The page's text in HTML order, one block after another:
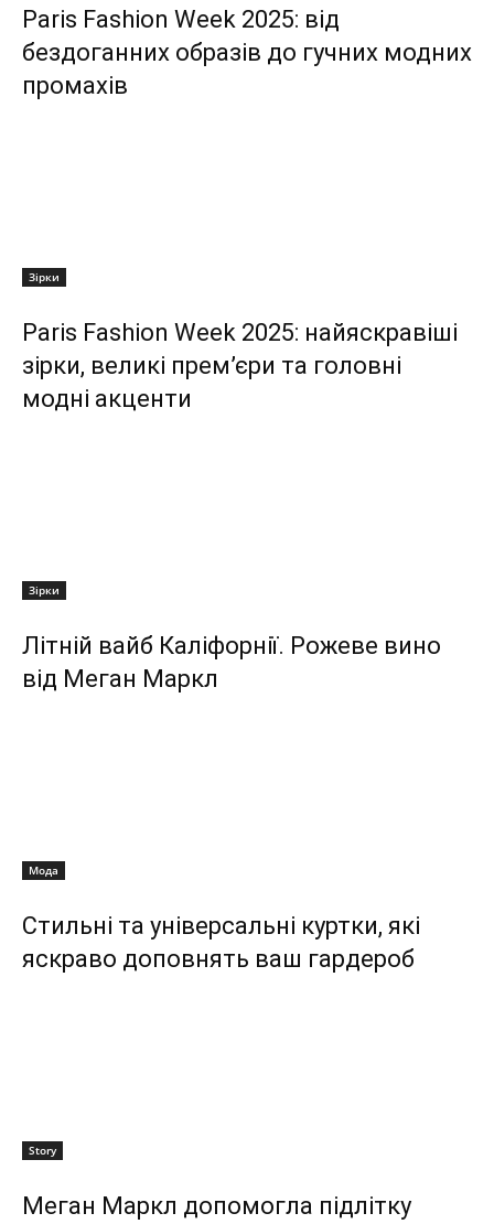
Paris Fashion Week 2025: від
бездоганних образів до гучних модних
промахів
Зірки
Paris Fashion Week 2025: найяскравіші
зірки, великі прем’єри та головні
модні акценти
Зірки
Літній вайб Каліфорнії. Рожеве вино
від Меган Маркл
Мода
Стильні та універсальні куртки, які
яскраво доповнять ваш гардероб
Story
Меган Маркл допомогла підлітку